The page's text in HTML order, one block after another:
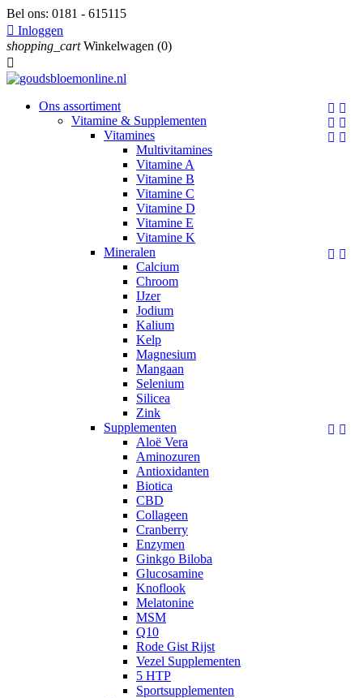
Bel ons: 0181 - 615115
 Inloggen
shopping_cart Winkelwagen (0)

 
Ons assortiment
 
Vitamine & Supplementen
 
Vitamines
Multivitamines
Vitamine A
Vitamine B
Vitamine C
Vitamine D
Vitamine E
Vitamine K
 
Mineralen
Calcium
Chroom
IJzer
Jodium
Kalium
Kelp
Magnesium
Mangaan
Selenium
Silicea
Zink
 
Supplementen
Aloë Vera
Aminozuren
Antioxidanten
Biotica
CBD
Collageen
Cranberry
Enzymen
Ginkgo Biloba
Glucosamine
Knoflook
Melatonine
MSM
Q10
Rode Gist Rijst
Vezel Supplementen
5 HTP
Sportsupplementen